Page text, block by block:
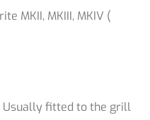
MKII, MKIII, MKIV (
( Usually fitted to the grill